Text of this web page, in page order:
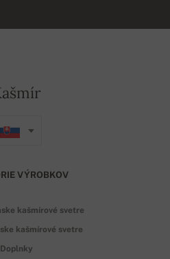
VÝROBKOV
kašmírové svetre
kašmírové svetre
Doplnky